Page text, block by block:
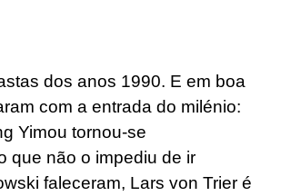
dos anos 1990. E em boa
com a entrada do milénio:
Yimou tornou-se
que não o impediu de ir
faleceram, Lars von Trier é